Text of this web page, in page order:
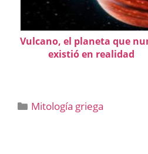
Vulcano, el planeta que
existió en realidad
Categorías
Mitología griega